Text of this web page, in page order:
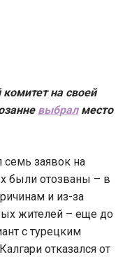
на своей
выбралместо
заявок на
были отозваны – в
и из-за
жителей – еще до
с турецким
отказался от